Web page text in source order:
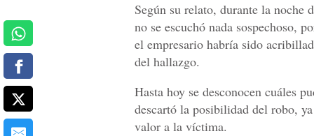
Según su relato, durante la noche
no se escuchó nada sospechoso,
el empresario habría sido
del hallazgo.
Hasta hoy se desconocen cuáles
descartó la posibilidad del robo,
valor a la víctima.